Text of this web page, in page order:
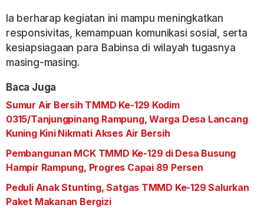
Ia berharap kegiatan ini mampu meningkatkan
responsivitas, kemampuan komunikasi sosial, serta
kesiapsiagaan para Babinsa di wilayah tugasnya
masing-masing.
Baca Juga
Sumur Air Bersih TMMD Ke-129 Kodim
0315/Tanjungpinang Rampung, Warga Desa Lancang
Kuning Kini Nikmati Akses Air Bersih
Pembangunan MCK TMMD Ke-129 di Desa Busung
Hampir Rampung, Progres Capai 89 Persen
Peduli Anak Stunting, Satgas TMMD Ke-129 Salurkan
Paket Makanan Bergizi